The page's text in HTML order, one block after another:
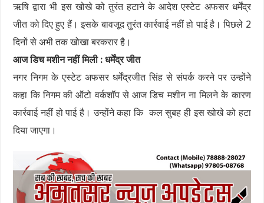
ऋषि द्वारा भी इस खोखे को तुरंत हटाने के आदेश एस्टेट अफसर धर्मेंद्र
जीत को दिए हुए हैं। इसके बावजूद तुरंत कार्रवाई नहीं हो पाई है। पिछले 2
दिनों से अभी तक खोखा बरकरार है।
आज डिच मशीन नहीं मिली : धर्मेंद्र जीत
नगर निगम के एस्टेट अफसर धर्मेंद्रजीत सिंह से संपर्क करने पर उन्होंने
कहा कि निगम की ऑटो वर्कशॉप से आज डिच मशीन ना मिलने के कारण
कार्रवाई नहीं हो पाई है। उन्होंने कहा कि कल सुबह ही इस खोखे को हटा
दिया जाएगा।